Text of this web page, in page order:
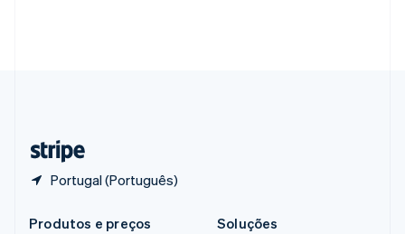
Portugal (Português)
Produtos e preços
Soluções